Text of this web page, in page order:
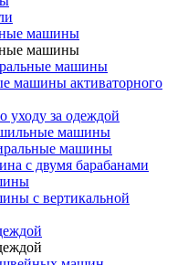
машины
машины
машины
машины активаторного
уходу за одеждой
машины
машины
с двумя барабанами
с вертикальной